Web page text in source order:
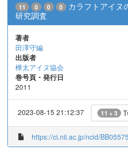
11 0 0 0
カラフトアイヌ
研究調査
著者
田澤守編
出版者
樺太アイヌ協会
巻号頁・発行日
2011
2023-08-15 21:12:37 11 + 3
https://ci.nii.ac.jp/ncid/